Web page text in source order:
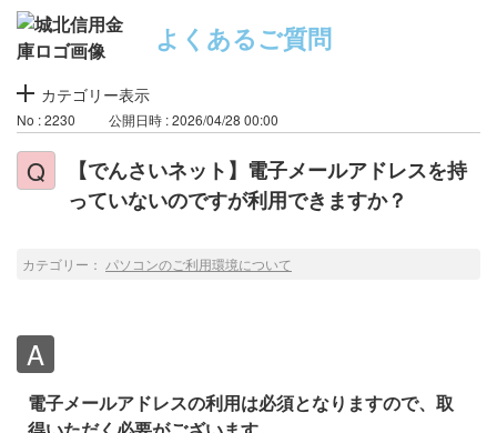
よくあるご質問
カテゴリー表示
No : 2230 公開日時 : 2026/04/28 00:00
【でんさいネット】電子メールアドレスを持
っていないのですが利用できますか？
カテゴリー： パソコンのご利用環境について
電子メールアドレスの利用は必須となりますので、取